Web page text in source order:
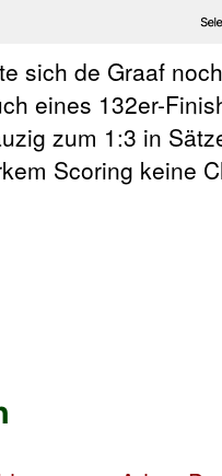
sich de Graaf
eines 132er-
zum 1:3 in
Scoring keine